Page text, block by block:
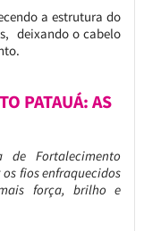
a estrutura do
deixando o cabelo
PATAUÁ: AS
de Fortalecimento
fios enfraquecidos
força, brilho e